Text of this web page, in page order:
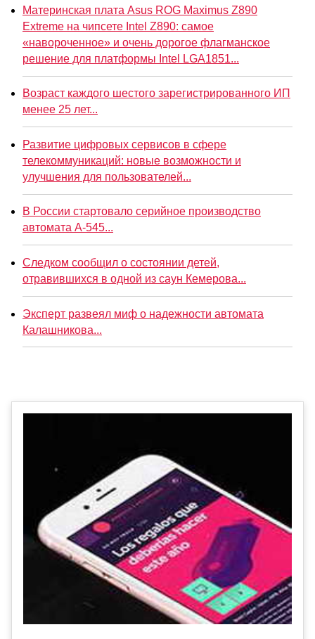
Материнская плата Asus ROG Maximus Z890
Extreme на чипсете Intel Z890: самое
«навороченное» и очень дорогое флагманское
решение для платформы Intel LGA1851...
Возраст каждого шестого зарегистрированного ИП
менее 25 лет...
Развитие цифровых сервисов в сфере
телекоммуникаций: новые возможности и
улучшения для пользователей...
В России стартовало серийное производство
автомата А-545...
Следком сообщил о состоянии детей,
отравившихся в одной из саун Кемерова...
Эксперт развеял миф о надежности автомата
Калашникова...